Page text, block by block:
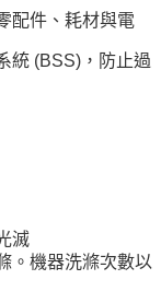
配件、耗材與電
統 (BSS)，防止過
滅
。機器洗滌次數以